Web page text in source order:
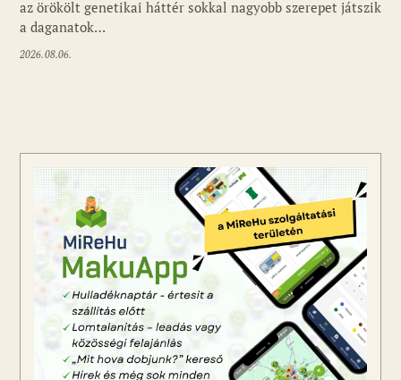
az örökölt genetikai háttér sokkal nagyobb szerepet játszik
a daganatok…
2026.08.06.